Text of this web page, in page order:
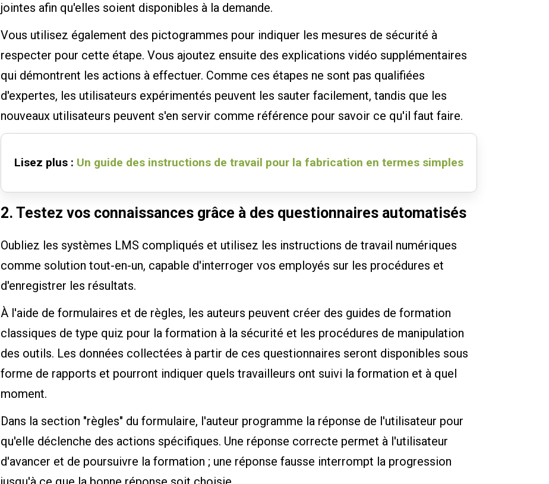
jointes afin qu'elles soient disponibles à la demande.
Vous utilisez également des pictogrammes pour indiquer les mesures de sécurité à
respecter pour cette étape. Vous ajoutez ensuite des explications vidéo supplémentaires
qui démontrent les actions à effectuer. Comme ces étapes ne sont pas qualifiées
d'expertes, les utilisateurs expérimentés peuvent les sauter facilement, tandis que les
nouveaux utilisateurs peuvent s'en servir comme référence pour savoir ce qu'il faut faire.
Lisez plus : Un guide des instructions de travail pour la fabrication en termes simples
2. Testez vos connaissances grâce à des questionnaires automatisés
Oubliez les systèmes LMS compliqués et utilisez les instructions de travail numériques
comme solution tout-en-un, capable d'interroger vos employés sur les procédures et
d'enregistrer les résultats.
À l'aide de formulaires et de règles, les auteurs peuvent créer des guides de formation
classiques de type quiz pour la formation à la sécurité et les procédures de manipulation
des outils. Les données collectées à partir de ces questionnaires seront disponibles sous
forme de rapports et pourront indiquer quels travailleurs ont suivi la formation et à quel
moment.
Dans la section "règles" du formulaire, l'auteur programme la réponse de l'utilisateur pour
qu'elle déclenche des actions spécifiques. Une réponse correcte permet à l'utilisateur
d'avancer et de poursuivre la formation ; une réponse fausse interrompt la progression